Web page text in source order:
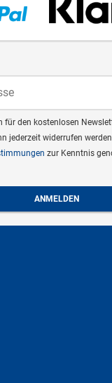
für den kostenlosen
jederzeit widerrufen
zur Kenntnis